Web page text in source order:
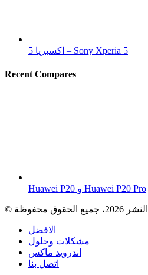
اكسبريا 5 – Sony Xperia 5
Recent Compares
Huawei P20 و Huawei P20 Pro
الافضل
مشكلات وحلول
اندرويد ماكس
اتصل بنا